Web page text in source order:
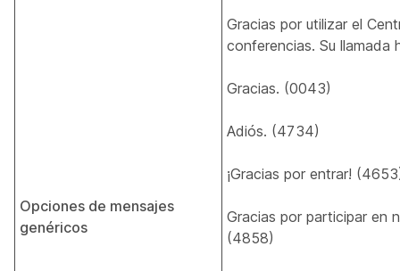
Opciones de mensajes
genéricos
Gracias por utilizar el
conferencias. Su
Gracias. (0043)
Adiós. (4734)
¡Gracias por entrar!
Gracias por participar en
(4858)